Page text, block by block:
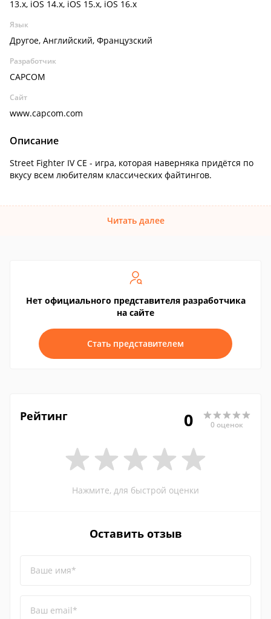
13.x, iOS 14.x, iOS 15.x, iOS 16.x
Язык
Другое, Английский, Французский
Разработчик
CAPCOM
Сайт
www.capcom.com
Описание
Street Fighter IV CE - игра, которая наверняка придётся по
вкусу всем любителям классических файтингов.
Читать далее
Нет официального представителя разработчика
на сайте
Стать представителем
Рейтинг 0 0 оценок
Нажмите, для быстрой оценки
Оставить отзыв
Ваше имя*
Ваш email*